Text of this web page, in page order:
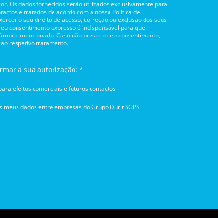
Os dados fornecidos serão utilizados exclusivamente para
e tratados de acordo com a nossa Política de
o seu direito de acesso, correção ou exclusão dos seus
consentimento expresso é indispensável para que
mencionado. Caso não preste o seu consentimento,
respetivo tratamento.
a sua autorização: *
efeitos comerciais e futuros contactos
dados entre empresas do Grupo Durit SGPS